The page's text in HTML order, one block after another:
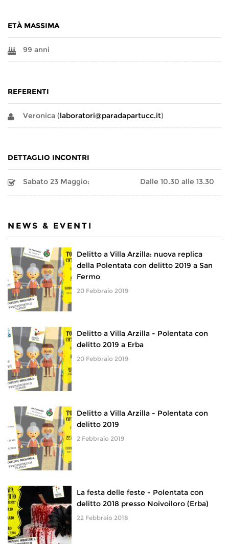
ETÀ MASSIMA
99 anni
REFERENTI
Veronica (laboratori@paradapartucc.it)
DETTAGLIO INCONTRI
Sabato 23 Maggio: Dalle 10.30 alle 13.30
NEWS & EVENTI
Delitto a Villa Arzilla: nuova replica
della Polentata con delitto 2019 a San
Fermo
20 Febbraio 2019
Delitto a Villa Arzilla - Polentata con
delitto 2019 a Erba
20 Febbraio 2019
Delitto a Villa Arzilla - Polentata con
delitto 2019
2 Febbraio 2019
La festa delle feste - Polentata con
delitto 2018 presso Noivoiloro (Erba)
22 Febbraio 2018